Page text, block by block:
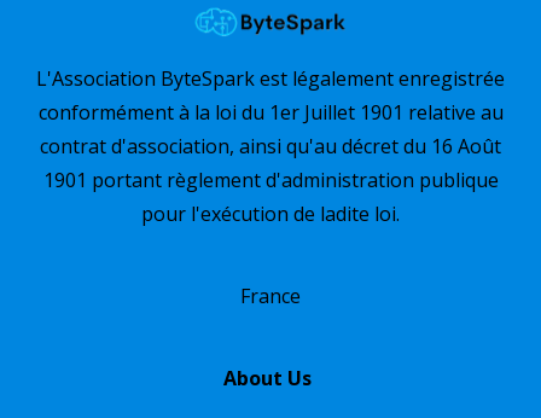
L'Association ByteSpark est légalement enregistrée
conformément à la loi du 1er Juillet 1901 relative au
contrat d'association, ainsi qu'au décret du 16 Août
1901 portant règlement d'administration publique
pour l'exécution de ladite loi.
France
About Us